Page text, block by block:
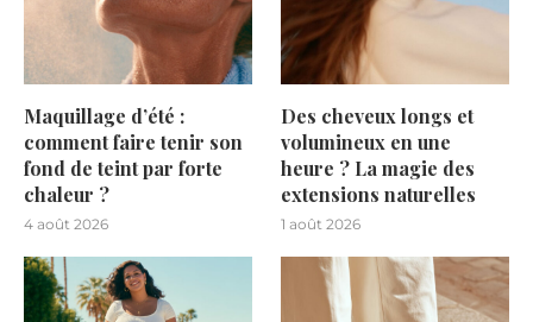
Maquillage d’été :
comment faire tenir son
fond de teint par forte
chaleur ?
4 août 2026
Des cheveux longs et
volumineux en une
heure ? La magie des
extensions naturelles
1 août 2026